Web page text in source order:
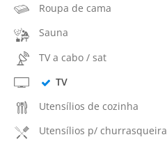
Roupa de cama
Sauna
TV a cabo / sat
TV
Utensílios de cozinha
Utensílios p/ churrasqueira